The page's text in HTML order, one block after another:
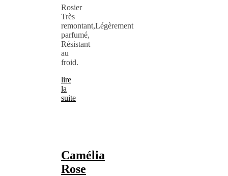
Rosier
Très
remontant,Légèrement
parfumé,
Résistant
au
froid.
lire
la
suite
Camélia
Rose